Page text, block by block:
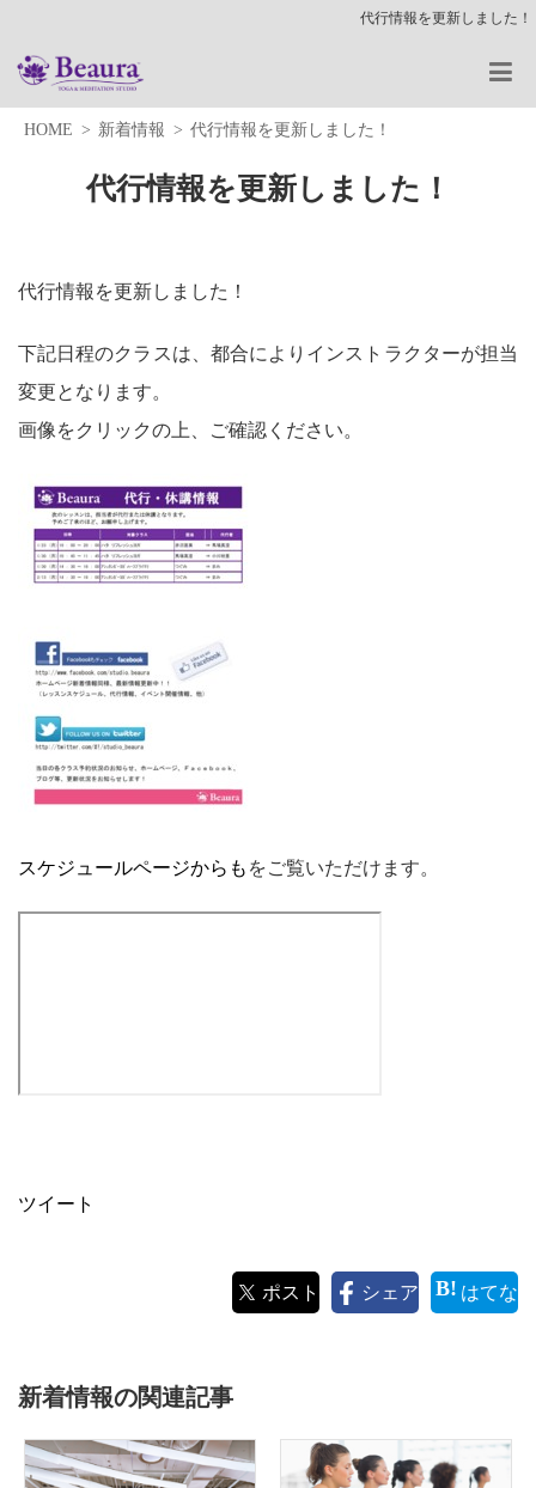
代行情報を更新しました！
HOME 新着情報 代行情報を更新しました！
代行情報を更新しました！
代行情報を更新しました！
下記日程のクラスは、都合によりインストラクターが担当
変更となります。
画像をクリックの上、ご確認ください。
スケジュールページからも をご覧いただけます。
ツイート
ポスト シェア はてな
新着情報の関連記事